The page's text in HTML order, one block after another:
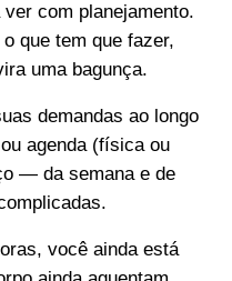
com planejamento.
que tem que fazer,
uma bagunça.
demandas ao longo
agenda (física ou
— da semana e de
você ainda está